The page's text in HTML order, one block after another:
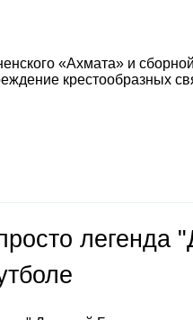
«Ахмата» и
крестообразных
легенда